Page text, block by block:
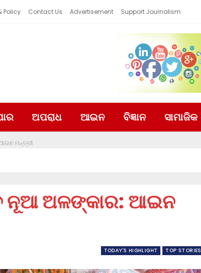
Policy Contact Us Advertisement Support Journalism
ଅପରାଧ ଆଇନ ବିଜ୍ଞାନ ସାମାଜିକ
ମନ୍ତ୍ରୀ
ନୂଆ ଅଳଙ୍କାର: ଆଇନ
TODAY'S HIGHLIGHT TOP STORIES